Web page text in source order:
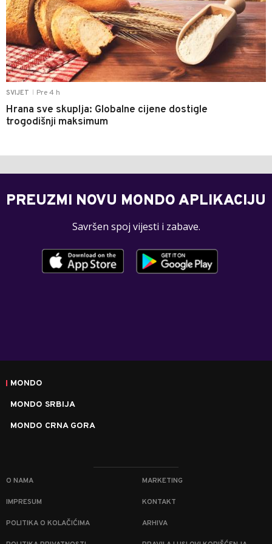
SVIJET Pre 4 h
Hrana sve skuplja: Globalne cijene dostigle
trogodišnji maksimum
PREUZMI NOVU MONDO APLIKACIJU
Savršen spoj vijesti i zabave.
MONDO
MONDO SRBIJA
MONDO CRNA GORA
O NAMA MARKETING
IMPRESUM KONTAKT
POLITIKA O KOLAČIĆIMA ARHIVA